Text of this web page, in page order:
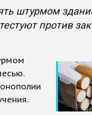
штурмом
против